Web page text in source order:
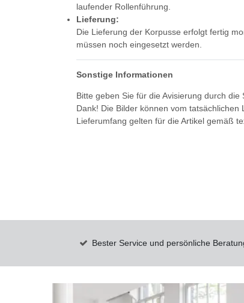
laufender Rollenführung.
Lieferung:
Die Lieferung der Korpusse erfolgt fertig
müssen noch eingesetzt werden.
Sonstige Informationen
Bitte geben Sie für die Avisierung durch
Dank! Die Bilder können vom
Lieferumfang gelten für die Artikel gemäß
Bester Service und persönliche